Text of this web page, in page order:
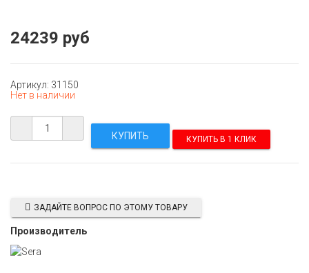
24239 руб
Артикул: 31150
Нет в наличии
КУПИТЬ В 1 КЛИК
ЗАДАЙТЕ ВОПРОС ПО ЭТОМУ ТОВАРУ
Производитель